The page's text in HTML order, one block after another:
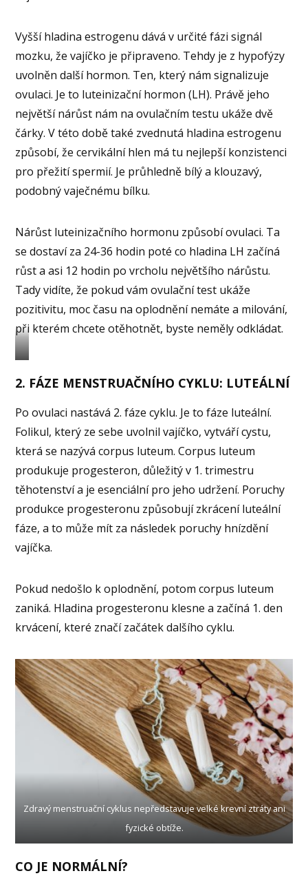
Vyšší hladina estrogenu dává v určité fázi signál
mozku, že vajíčko je připraveno. Tehdy je z hypofýzy
uvolněn další hormon. Ten, který nám signalizuje
ovulaci. Je to luteinizační hormon (LH). Právě jeho
největší nárůst nám na ovulačním testu ukáže dvě
čárky. V této době také zvednutá hladina estrogenu
způsobí, že cervikální hlen má tu nejlepší konzistenci
pro přežití spermií. Je průhledně bílý a klouzavý,
podobný vaječnému bílku.
Nárůst luteinizačního hormonu způsobí ovulaci. Ta
se dostaví za 24-36 hodin poté co hladina LH začíná
růst a asi 12 hodin po vrcholu největšího nárůstu.
Tady vidíte, že pokud vám ovulační test ukáže
pozitivitu, moc času na oplodnění nemáte a milování,
při kterém chcete otěhotnět, byste neměly odkládat.
Pokud
náš
správně,
pro oplodnění
a uhnízdění
vajíčka.
2. FÁZE MENSTRUAČNÍHO CYKLU: LUTEÁLNÍ
Po ovulaci nastává 2. fáze cyklu. Je to fáze luteální.
Folikul, který ze sebe uvolnil vajíčko, vytváří cystu,
která se nazývá corpus luteum. Corpus luteum
produkuje progesteron, důležitý v 1. trimestru
těhotenství a je esenciální pro jeho udržení. Poruchy
produkce progesteronu způsobují zkrácení luteální
fáze, a to může mít za následek poruchy hnízdění
vajíčka.
Pokud nedošlo k oplodnění, potom corpus luteum
zaniká. Hladina progesteronu klesne a začíná 1. den
krvácení, které značí začátek dalšího cyklu.
Zdravý menstruační cyklus nepředstavuje velké krevní ztráty ani
fyzické obtíže.
CO JE NORMÁLNÍ?